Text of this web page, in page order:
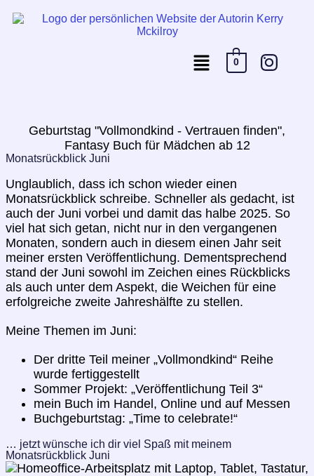
0
Geburtstag "Vollmondkind - Vertrauen finden",
Fantasy Buch für Mädchen ab 12
Monatsrückblick Juni
Unglaublich, dass ich schon wieder einen
Monatsrückblick schreibe. Schneller als gedacht, ist
auch der Juni vorbei und damit das halbe 2025. So
viel hat sich getan, nicht nur in den vergangenen
Monaten, sondern auch in diesem einen Jahr seit
meiner ersten Veröffentlichung. Dementsprechend
stand der Juni sowohl im Zeichen eines Rückblicks
als auch unter dem Aspekt, die Weichen für eine
erfolgreiche zweite Jahreshälfte zu stellen.
Meine Themen im Juni:
Der dritte Teil meiner „Vollmondkind“ Reihe
wurde fertiggestellt
Sommer Projekt: „Veröffentlichung Teil 3“
mein Buch im Handel, Online und auf Messen
Buchgeburtstag: „Time to celebrate!“
… jetzt wünsche ich dir viel Spaß mit meinem
Monatsrückblick Juni